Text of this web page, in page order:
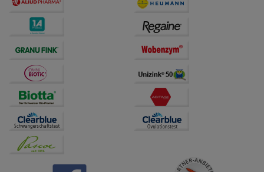
übertragen werden.